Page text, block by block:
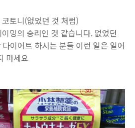
토니(없었던 것 처럼)
밍의 승리인 것 같습니다. 없었던
이어트 하시는 분들 이런 일은 일어
마세요